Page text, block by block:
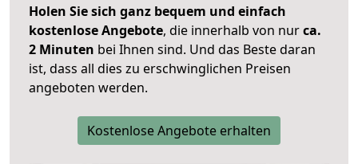
Holen Sie sich ganz bequem und einfach
kostenlose Angebote, die innerhalb von nurca.
2 Minuten bei Ihnen sind. Und das Beste daran
ist, dass all dies zu erschwinglichen Preisen
angeboten werden.
Kostenlose Angebote erhalten